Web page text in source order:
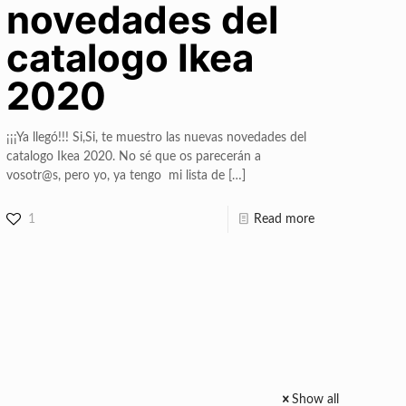
novedades del
catalogo Ikea
2020
¡¡¡Ya llegó!!! Si,Si, te muestro las nuevas novedades del
catalogo Ikea 2020. No sé que os parecerán a
vosotr@s, pero yo, ya tengo mi lista de […]
1 Read more
Show all